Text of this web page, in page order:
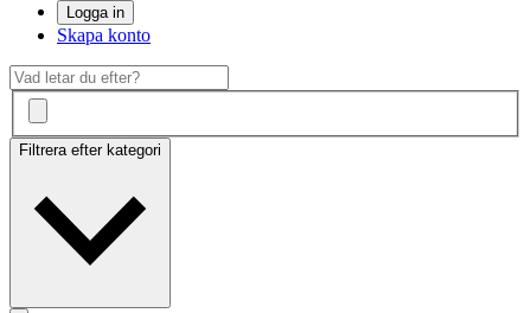
Logga in
Skapa konto
Filtrera efter kategori